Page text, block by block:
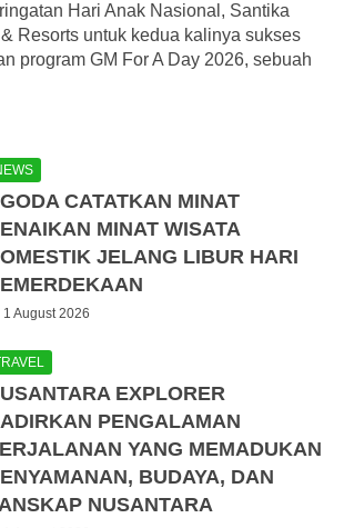
Hari Anak Nasional, Santika
Resorts untuk kedua kalinya sukses
program GM For A Day 2026, sebuah
CATATKAN MINAT
MINAT WISATA
JELANG LIBUR HARI
1 August 2026
EXPLORER
PENGALAMAN
YANG MEMADUKAN
BUDAYA, DAN
NUSANTARA